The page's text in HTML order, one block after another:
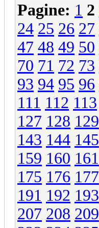
Pagine: 1 2
24 25 26 27
47 48 49 50
70 71 72 73
93 94 95 96
111 112 113
127 128 129
143 144 145
159 160 161
175 176 177
191 192 193
207 208 209